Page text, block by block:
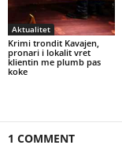
Aktualitet
Krimi trondit Kavajen,
pronari i lokalit vret
klientin me plumb pas
koke
1 COMMENT